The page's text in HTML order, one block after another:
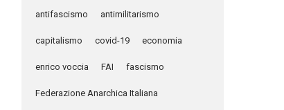
antifascismo antimilitarismo
capitalismo covid-19 economia
enrico voccia FAI fascismo
Federazione Anarchica Italiana